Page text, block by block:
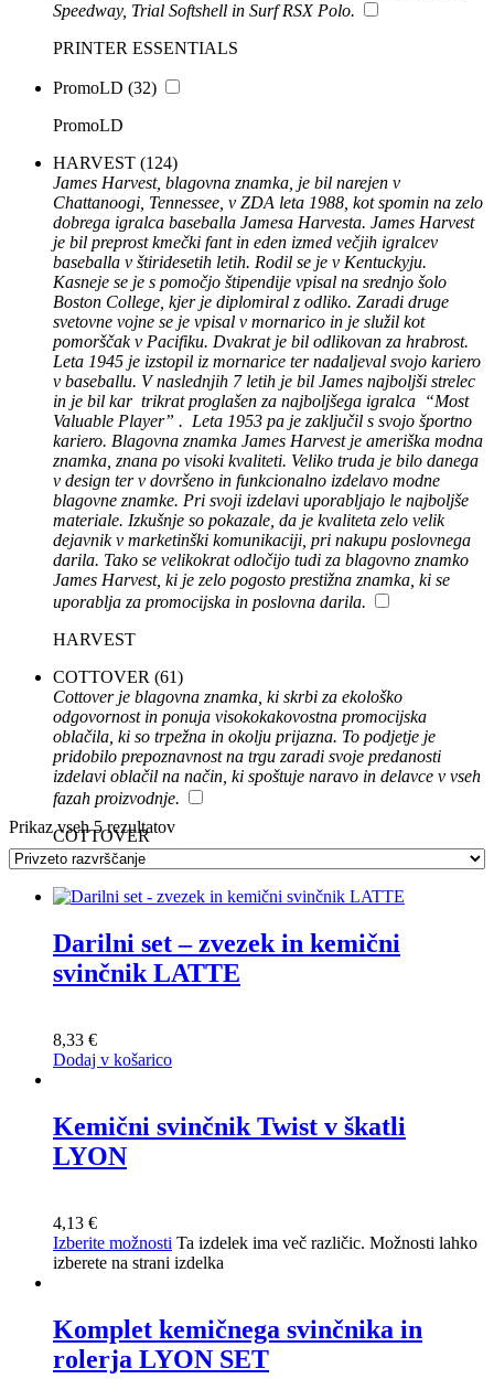
Speedway, Trial Softshell in Surf RSX Polo.
PRINTER ESSENTIALS
PromoLD (32)
PromoLD
HARVEST (124)
James Harvest, blagovna znamka, je bil narejen v
Chattanoogi, Tennessee, v ZDA leta 1988, kot spomin na zelo
dobrega igralca baseballa Jamesa Harvesta. James Harvest
je bil preprost kmečki fant in eden izmed večjih igralcev
baseballa v štiridesetih letih. Rodil se je v Kentuckyju.
Kasneje se je s pomočjo štipendije vpisal na srednjo šolo
Boston College, kjer je diplomiral z odliko. Zaradi druge
svetovne vojne se je vpisal v mornarico in je služil kot
pomorščak v Pacifiku. Dvakrat je bil odlikovan za hrabrost.
Leta 1945 je izstopil iz mornarice ter nadaljeval svojo kariero
v baseballu. V naslednjih 7 letih je bil James najboljši strelec
in je bil kar trikrat proglašen za najboljšega igralca “Most
Valuable Player” . Leta 1953 pa je zaključil s svojo športno
kariero. Blagovna znamka James Harvest je ameriška modna
znamka, znana po visoki kvaliteti. Veliko truda je bilo danega
v design ter v dovršeno in funkcionalno izdelavo modne
blagovne znamke. Pri svoji izdelavi uporabljajo le najboljše
materiale. Izkušnje so pokazale, da je kvaliteta zelo velik
dejavnik v marketinški komunikaciji, pri nakupu poslovnega
darila. Tako se velikokrat odločijo tudi za blagovno znamko
James Harvest, ki je zelo pogosto prestižna znamka, ki se
uporablja za promocijska in poslovna darila.
HARVEST
COTTOVER (61)
Cottover je blagovna znamka, ki skrbi za ekološko
odgovornost in ponuja visokokakovostna promocijska
oblačila, ki so trpežna in okolju prijazna. To podjetje je
pridobilo prepoznavnost na trgu zaradi svoje predanosti
izdelavi oblačil na način, ki spoštuje naravo in delavce v vseh
fazah proizvodnje.
COTTOVER
Prikaz vseh 5 rezultatov
Darilni set – zvezek in kemični
svinčnik LATTE
8,33 €
Dodaj v košarico
Kemični svinčnik Twist v škatli
LYON
4,13 €
Izberite možnosti Ta izdelek ima več različic. Možnosti lahko
izberete na strani izdelka
Komplet kemičnega svinčnika in
rolerja LYON SET